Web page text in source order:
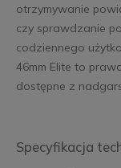
otrzymywanie
czy sprawdzanie
codziennego
46mm Elite to
dostępne z
Specyfikacja